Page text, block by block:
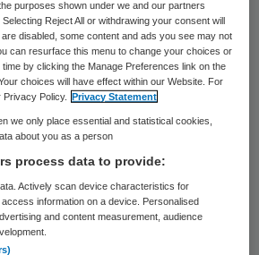
duizend jongeren. Dat is
2015, toen er ongeveer
en ze 10 procent van
de achttien
een kwart (27 procent)
was in 2016
eenoudergezin, terwijl in
van alle meisjes en
met maar één ouder.
purposes shown under we and our partners
Reject All or withdrawing your consent will
disabled, some content and ads you see may not
can resurface this menu to change your choices or
by clicking the Manage Preferences link on the
choices will have effect within our Website. For
Policy.
Privacy Statement
we only place essential and statistical cookies,
about you as a person
process data to provide:
Actively scan device characteristics for
information on a device. Personalised
and content measurement, audience